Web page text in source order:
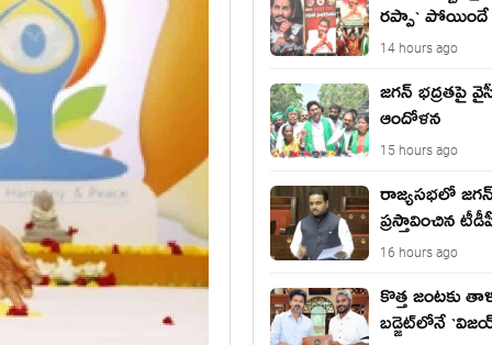
ర‌ప్పా` పోయిందే
14 hours ago
జ‌గ‌న్ భద్రతపై
ఆందోళన
15 hours ago
రాజ్యసభలో జగన్
ప్రస్తావించిన
16 hours ago
కొత్త జంట‌కు
బ‌డ్జెట్‌లోనే